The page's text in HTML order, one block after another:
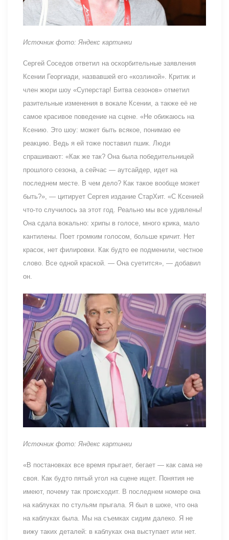
Источник фото: Яндекс картинки
Сергей Соседов ответил на оскорбительные заявления
Ксении Георгиади, назвавшей его «козлиной». Критик и
член жюри шоу «Суперстар! Битва сезонов» отметил
разительные изменения в вокале Ксении, а также её не
самое красивое поведение на сцене. «Не обижаюсь на
Ксению. Это шоу: может быть всякое, понимаю ее
реакцию. Ведь я ей тоже поставил пшик. Люди
спрашивают: «Как же так? Она была победительницей
прошлого сезона, а сейчас — аутсайдер, идет на
последнем месте. В чем дело? Как такое вообще может
быть?», — цитирует Сергея издание СтарХит. «С Ксенией
что-то случилось за этот год. Реально мы все удивлены!
Она сдала вокально: хрипы в голосе, много крика, мало
кантилены. Поет громким голосом, больше кричит. Нет
красок, нет филировки. Как будто ее подменили, честное
слово. Все одной краской. — Она суетится», — добавил
он.
Источник фото: Яндекс картинки
«В постановках все время прыгает, бегает — как сама не
своя. Как будто пятый угол на сцене ищет. Понятия не
имеют, почему так происходит. В последнем номере она
на каблуках по стульям прыгала. Я был в шоке, что она
на каблуках была. Мы на съемках сидим далеко. Я не
вижу таких деталей: в каблуках она выступает или нет.